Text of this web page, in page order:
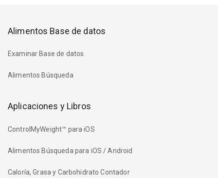
Alimentos Base de datos
Examinar Base de datos
Alimentos Búsqueda
Aplicaciones y Libros
ControlMyWeight™ para iOS
Alimentos Búsqueda para iOS / Android
Caloría, Grasa y Carbohidrato Contador